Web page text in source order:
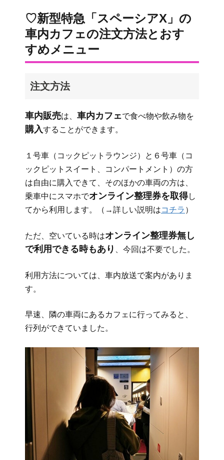
♡新型特急「スペーシアX」の
車内カフェの注文方法とおす
すめメニュー
注文方法
車内販売は、 車内カフェで食べ物や飲み物を
購入することができます。
１号車（コックピットラウンジ）と６号車（コ
ックピットスイート、コンパートメント）の方
は自由に購入できて、そのほかの車両の方は、
乗車中にスマホでオンライン整理券を取得し
てから利用します。（→詳しい説明はコチラ ）
ただ、空いている時はオンライン整理券無し
で利用できる時もあり
、今回は不要でした。
利用方法については、車内放送で案内がありま
す。
早速、隣の車両にあるカフェに行ってみると、
行列ができていました。